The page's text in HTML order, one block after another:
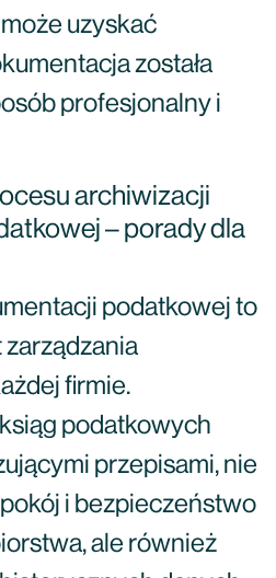
uzyskać
została
profesjonalny i
archiwizacji
– porady dla
podatkowej to
firmie.
podatkowych
przepisami, nie
i bezpieczeństwo
ale również